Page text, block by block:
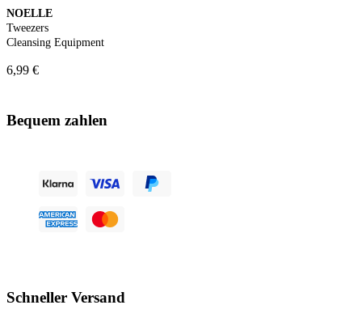
NOELLE
Tweezers
Cleansing Equipment
6,99 €
Bequem zahlen
Schneller Versand